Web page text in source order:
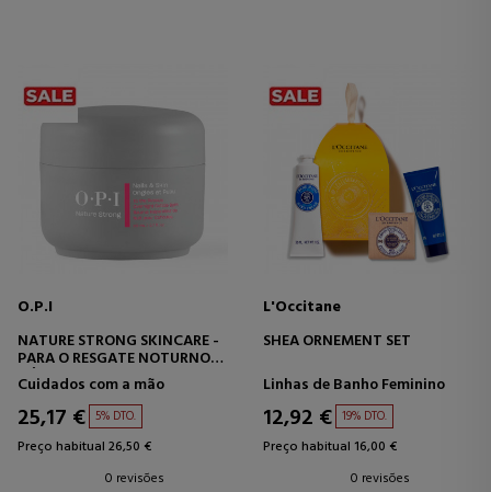
O.P.I
NATURE STRONG SKINCARE -
PARA O RESGATE NOTURNO
BÁLSAMO REPARADOR DE
CUTÍCULAS
Cuidados com a mão
25,17 € 5% DTO.
Preço habitual 26,50 €
0 revisões
L'Occitane
SHEA ORNEMENT SET
Linhas de Banho Feminino
12,92 € 19% DTO.
Preço habitual 16,00 €
0 revisões